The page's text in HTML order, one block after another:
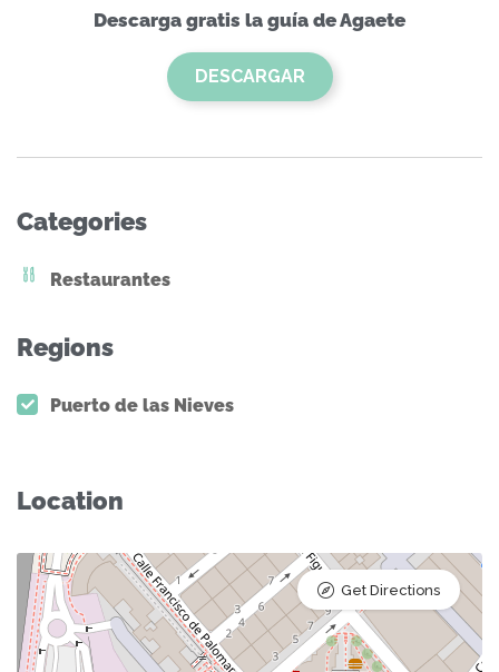
Descarga gratis la guía de Agaete
DESCARGAR
Categories
Restaurantes
Regions
Puerto de las Nieves
Location
Get Directions